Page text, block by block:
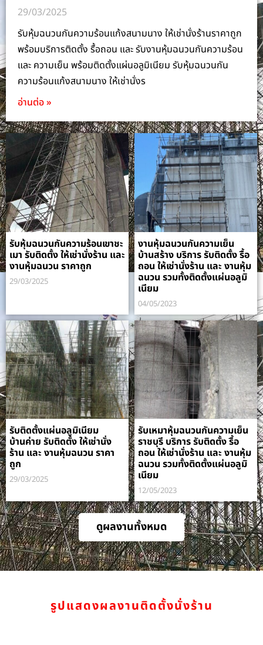
29/03/2025
รับหุ้มฉนวนกันความร้อนแก้งสนามนาง ให้เช่านั่งร้านราคาถูก
พร้อมบริการติดตั้ง รื้อถอน และ รับงานหุ้มฉนวนกันความร้อน
และ ความเย็น พร้อมติดตั้งแผ่นอลูมิเนียม รับหุ้มฉนวนกัน
ความร้อนแก้งสนามนาง ให้เช่านั่งร
อ่านต่อ »
รับหุ้มฉนวนกันความร้อนเขาชะ
เมา รับติดตั้ง ให้เช่านั่งร้าน และ
งานหุ้มฉนวน ราคาถูก
29/03/2025
งานหุ้มฉนวนกันความเย็น
บ้านสร้าง บริการ รับติดตั้ง รื้อ
ถอน ให้เช่านั่งร้าน และ งานหุ้ม
ฉนวน รวมทั้งติดตั้งแผ่นอลูมิ
เนียม
04/05/2023
รับติดตั้งแผ่นอลูมิเนียม
บ้านค่าย รับติดตั้ง ให้เช่านั่ง
ร้าน และ งานหุ้มฉนวน ราคา
ถูก
29/03/2025
รับเหมาหุ้มฉนวนกันความเย็น
ราชบุรี บริการ รับติดตั้ง รื้อ
ถอน ให้เช่านั่งร้าน และ งานหุ้ม
ฉนวน รวมทั้งติดตั้งแผ่นอลูมิ
เนียม
12/05/2023
ดูผลงานทั้งหมด
รูปแสดงผลงานติดตั้งนั่งร้าน